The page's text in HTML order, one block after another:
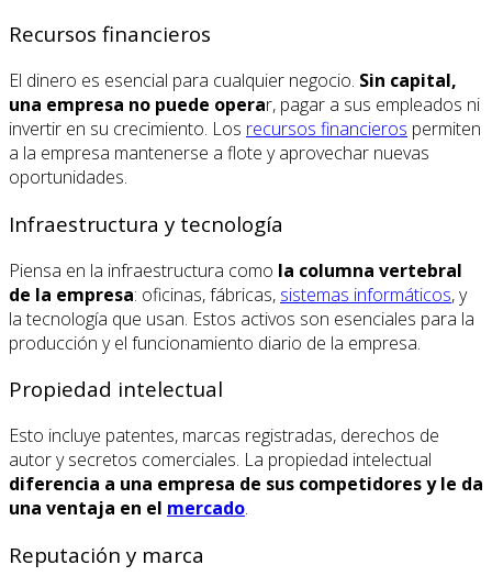
Recursos financieros
El dinero es esencial para cualquier negocio. Sin capital,
una empresa no puede operar, pagar a sus empleados ni
invertir en su crecimiento. Los recursos financieros permiten
a la empresa mantenerse a flote y aprovechar nuevas
oportunidades.
Infraestructura y tecnología
Piensa en la infraestructura como la columna vertebral
de la empresa: oficinas, fábricas, sistemas informáticos, y
la tecnología que usan. Estos activos son esenciales para la
producción y el funcionamiento diario de la empresa.
Propiedad intelectual
Esto incluye patentes, marcas registradas, derechos de
autor y secretos comerciales. La propiedad intelectual
diferencia a una empresa de sus competidores y le da
una ventaja en el mercado.
Reputación y marca